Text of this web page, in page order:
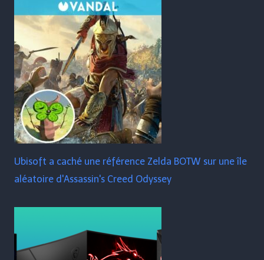
Ubisoft a caché une référence Zelda BOTW sur une île
aléatoire d'Assassin's Creed Odyssey